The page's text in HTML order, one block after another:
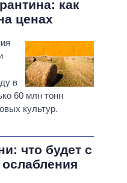
как
ценах
в
60 млн тонн
культур.
что будет с